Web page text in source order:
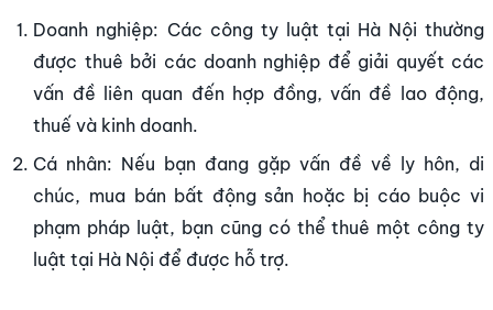
Doanh nghiệp: Các công ty luật tại Hà Nội thường
được thuê bởi các doanh nghiệp để giải quyết các
vấn đề liên quan đến hợp đồng, vấn đề lao động,
thuế và kinh doanh.
Cá nhân: Nếu bạn đang gặp vấn đề về ly hôn, di
chúc, mua bán bất động sản hoặc bị cáo buộc vi
phạm pháp luật, bạn cũng có thể thuê một công ty
luật tại Hà Nội để được hỗ trợ.